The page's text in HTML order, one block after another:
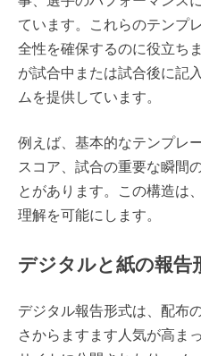
ています。これらのテンプ
全性を確保するのに役立ち
が試合中または試合後に記
ムを提供しています。
例えば、基本的なテンプレ
スコア、試合の重要な瞬間
とがあります。この構造は
理解を可能にします。
デジタルと紙の報告
デジタル報告形式は、配布
さからますます人気が高ま